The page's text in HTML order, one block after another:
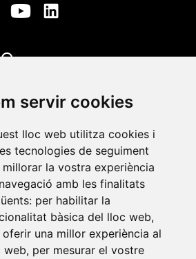
servir cookies
lloc web utilitza cookies i
tecnologies de seguiment
millorar la vostra experiència
amb les finalitats
per habilitar la
bàsica del lloc web,
oferir una millor experiència al
web, per mesurar el vostre
I, local 10
Baynat, s/n
la Plana
93